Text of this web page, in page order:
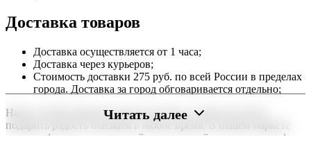
Доставка товаров
Доставка осуществляется от 1 часа;
Доставка через курьеров;
Стоимость доставки 275 руб. по всей России в пределах
города. Доставка за город обговаривается отдельно;
Наша служба работает круглосуточно, чтобы вы могли
подарить радость близким в любое время. В нашем маркете
можно оформить заказ онлайн с доставкой на дом или в офис
Читать далее